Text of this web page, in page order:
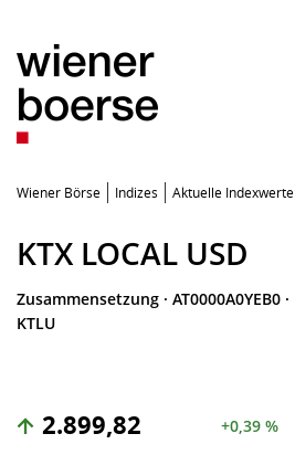
Wiener Börse Indizes Aktuelle Indexwerte
KTX LOCAL USD
Zusammensetzung · AT0000A0YEB0 ·
KTLU
2.899,82 +0,39 %